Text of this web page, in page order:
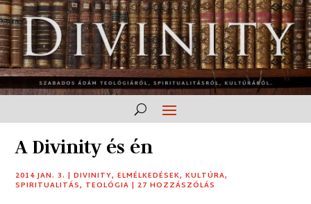
A Divinity és én
2014 JAN. 3. |DIVINITY,ELMÉLKEDÉSEK,KULTÚRA,
SPIRITUALITÁS, TEOLÓGIA | 27 HOZZÁSZÓLÁS